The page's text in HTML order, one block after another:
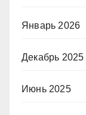
Январь 2026
Декабрь 2025
Июнь 2025